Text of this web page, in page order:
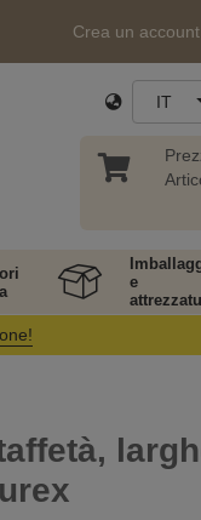
Crea un
IT
e